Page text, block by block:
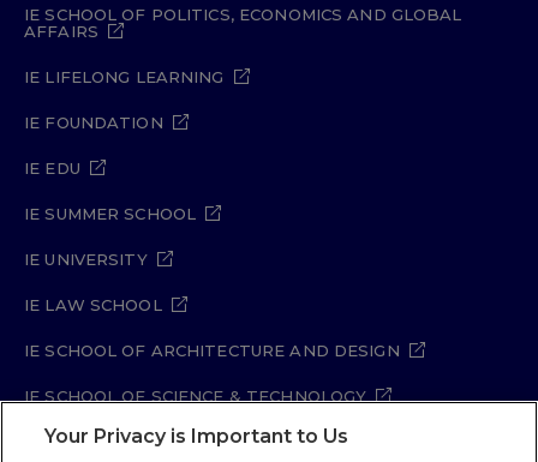
IE SCHOOL OF POLITICS, ECONOMICS AND GLOBAL
AFFAIRS
IE LIFELONG LEARNING
IE FOUNDATION
IE EDU
IE SUMMER SCHOOL
IE UNIVERSITY
IE LAW SCHOOL
IE SCHOOL OF ARCHITECTURE AND DESIGN
IE SCHOOL OF SCIENCE & TECHNOLOGY
IE SCHOOL OF ARTS & HUMANITIES
Your Privacy is Important to Us